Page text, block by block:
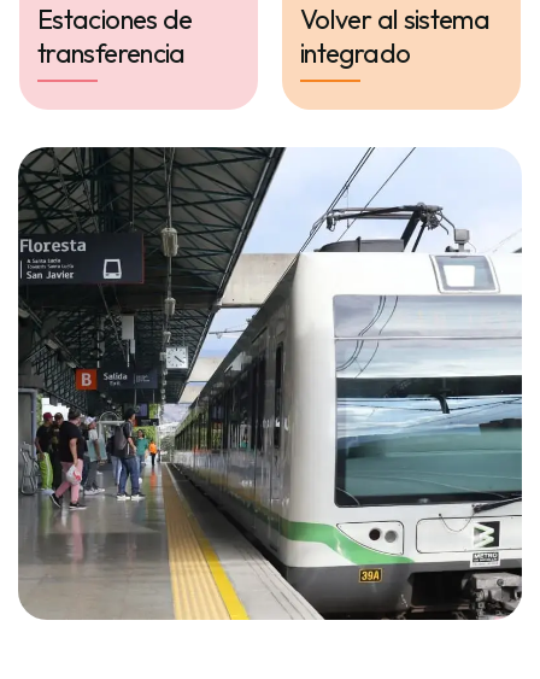
Estaciones de
transferencia
Volver al sistema
integrado